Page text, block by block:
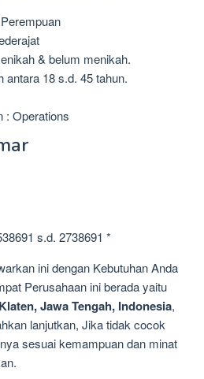
& belum menikah.
antara 18 s.d. 45 tahun.
: Operations
s.d. 2738691 *
ini dengan Kebutuhan Anda
Perusahaan ini berada yaitu
Jawa Tengah, Indonesia,
lanjutkan, Jika tidak cocok
sesuai kemampuan dan minat